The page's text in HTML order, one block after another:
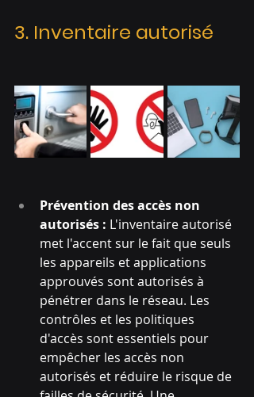
3. Inventaire autorisé
Prévention des accès non
autorisés : L'inventaire autorisé
met l'accent sur le fait que seuls
les appareils et applications
approuvés sont autorisés à
pénétrer dans le réseau. Les
contrôles et les politiques
d'accès sont essentiels pour
empêcher les accès non
autorisés et réduire le risque de